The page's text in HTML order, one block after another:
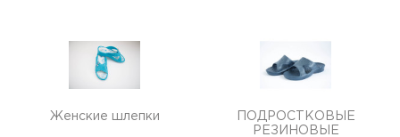
Женские шлепки
ПОДРОСТКОВЫЕ
РЕЗИНОВЫЕ